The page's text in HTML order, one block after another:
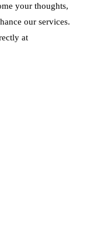
your thoughts,
our services.
at